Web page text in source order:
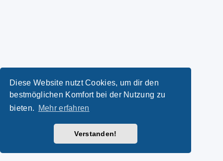
Diese Website nutzt Cookies, um dir den
bestmöglichen Komfort bei der Nutzung zu
bieten.
Mehr erfahren
Verstanden!